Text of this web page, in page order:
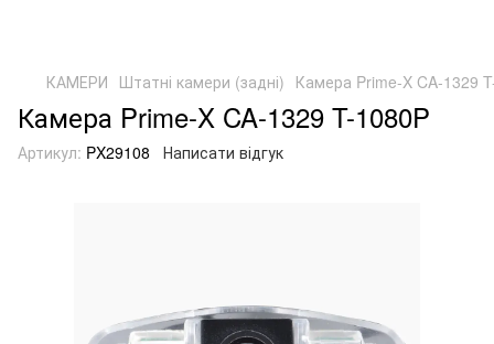
КАМЕРИ Штатні камери (задні) Камера Prime-X CA-1329
Камера Prime-X CA-1329 T-1080P
Артикул: PX29108 Написати відгук